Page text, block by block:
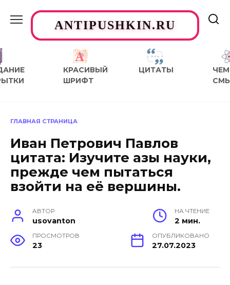
содержаниюANTIPUSHKIN.RU
КРАСИВЫЙ
ШРИФТ
ЦИТАТЫ
ЧЕМ
ГЛАВНАЯ СТРАНИЦА
Иван Петрович Павлов
цитата: Изучите азы науки,
прежде чем пытаться
взойти на её вершины.
АВТОР
usovanton
НА ЧТЕНИЕ
2 мин.
ПРОСМОТРОВ
23
ОПУБЛИКОВАНО
27.07.2023